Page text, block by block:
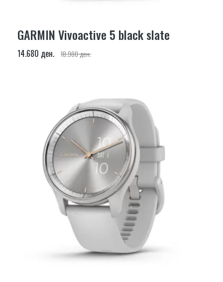
GARMIN Vivoactive 5 black slate
14.680 ден. 18.980 ден.